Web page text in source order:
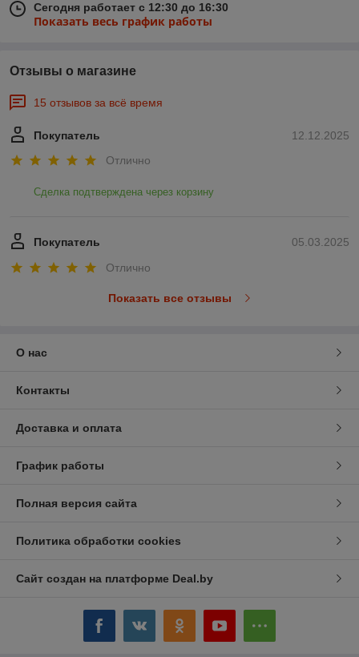
Сегодня работает с 12:30 до 16:30
Показать весь график работы
Отзывы о магазине
15 отзывов за всё время
12.12.2025
Покупатель
Отлично
Сделка подтверждена через корзину
05.03.2025
Покупатель
Отлично
Показать все отзывы
О нас
Контакты
Доставка и оплата
График работы
Полная версия сайта
Политика обработки cookies
Сайт создан на платформе Deal.by